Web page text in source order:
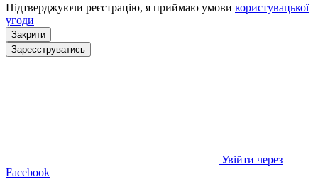
Підтверджуючи реєстрацію, я приймаю умови користувацької
угоди
Закрити
Зареєструватись
Увійти через
Facebook